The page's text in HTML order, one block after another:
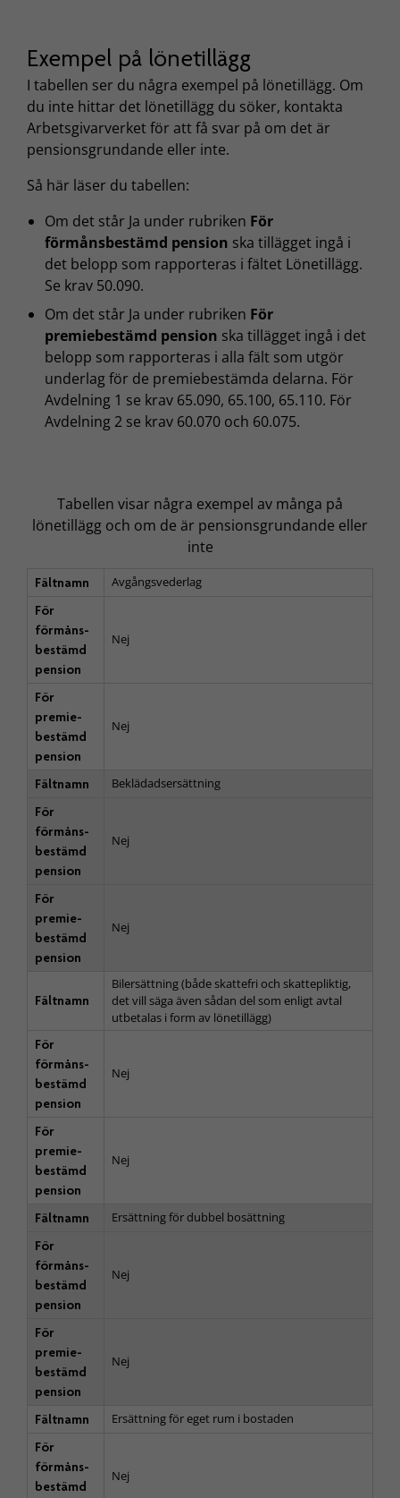
Exempel på lönetillägg
I tabellen ser du några exempel på lönetillägg. Om
du inte hittar det lönetillägg du söker, kontakta
Arbetsgivarverket för att få svar på om det är
pensionsgrundande eller inte.
Så här läser du tabellen:
Om det står Ja under rubriken För
förmånsbestämd pension ska tillägget ingå i
det belopp som rapporteras i fältet Lönetillägg.
Se krav 50.090.
Om det står Ja under rubriken För
premiebestämd pension ska tillägget ingå i det
belopp som rapporteras i alla fält som utgör
underlag för de premiebestämda delarna. För
Avdelning 1 se krav 65.090, 65.100, 65.110. För
Avdelning 2 se krav 60.070 och 60.075.
Tabellen visar några exempel av många på
lönetillägg och om de är pensionsgrundande eller
inte
Fältnamn
Avgångsvederlag
För
förmåns­
bestämd
pension
Nej
För
premie­
bestämd
pension
Nej
Fältnamn
Beklädadsersättning
För
förmåns­
bestämd
pension
Nej
För
premie­
bestämd
pension
Nej
Fältnamn
Bilersättning (både skattefri och skattepliktig,
det vill säga även sådan del som enligt avtal
utbetalas i form av lönetillägg)
För
förmåns­
bestämd
pension
Nej
För
premie­
bestämd
pension
Nej
Fältnamn
Ersättning för dubbel bosättning
För
förmåns­
bestämd
pension
Nej
För
premie­
bestämd
pension
Nej
Fältnamn
Ersättning för eget rum i bostaden
För
förmåns­
bestämd
Nej